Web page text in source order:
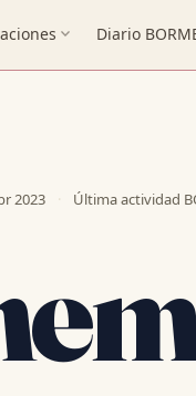
expand_more Diario
2023 · Última actividad